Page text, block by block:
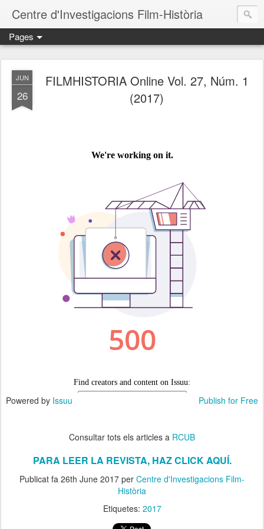
Centre d'Investigacions Film-Història
Pages
JUN
26
FILMHISTORIA Online Vol. 27, Núm. 1
(2017)
Powered by Issuu Publish for Free
Consultar tots els articles a RCUB
PARA LEER LA REVISTA, HAZ CLICK AQUÍ.
Publicat fa 26th June 2017 per Centre d'Investigacions Film-
Història
Etiquetes: 2017